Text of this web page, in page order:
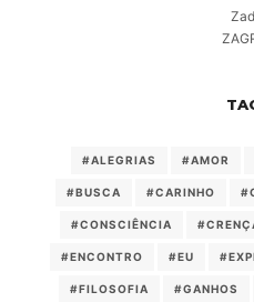
#ALEGRIAS #AMOR
#BUSCA #CARINHO
#CONSCIÊNCIA
#ENCONTRO #EU
#FILOSOFIA #GANHOS